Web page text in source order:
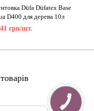
Düfa Düfatex Base
D400 для дерева 10л
грн/шт.